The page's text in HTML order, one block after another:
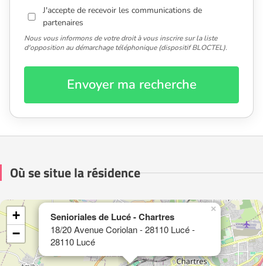
J'accepte de recevoir les communications de
partenaires
Nous vous informons de votre droit à vous inscrire sur la liste
d'opposition au démarchage téléphonique (dispositif BLOCTEL).
Envoyer ma recherche
Où se situe la résidence
Senioriales de Lucé - Chartres
18/20 Avenue Coriolan - 28110 Lucé -
28110 Lucé
×
+
−